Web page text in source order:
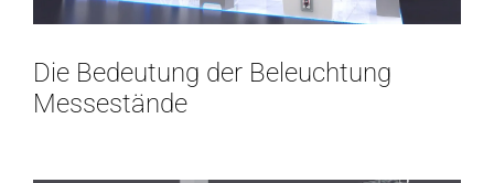
Die Bedeutung der Beleuchtung
Messestände